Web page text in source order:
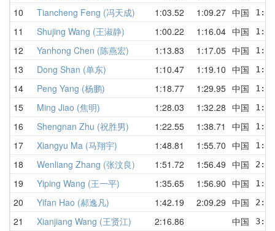
10 Tiancheng Feng (冯天成) 1:03.52 1:09.27 中国
11 Shujing Wang (王淑静) 1:00.22 1:16.04 中国
12 Yanhong Chen (陈燕宏) 1:13.83 1:17.05 中国
13 Dong Shan (单东) 1:10.47 1:19.10 中国
14 Peng Yang (杨鹏) 1:18.77 1:29.95 中国
15 Ming Jiao (焦明) 1:28.03 1:32.28 中国
16 Shengnan Zhu (祝胜男) 1:22.55 1:38.71 中国
17 Xiangyu Ma (马翔宇) 1:48.81 1:55.70 中国
18 Wenliang Zhang (张汶良) 1:51.72 1:56.49 中国
19 Yiping Wang (王一平) 1:35.65 1:56.90 中国
20 Yifan Hao (郝逸凡) 1:42.19 2:09.29 中国
21 Xianjiang Wang (王贤江) 2:16.86 中国